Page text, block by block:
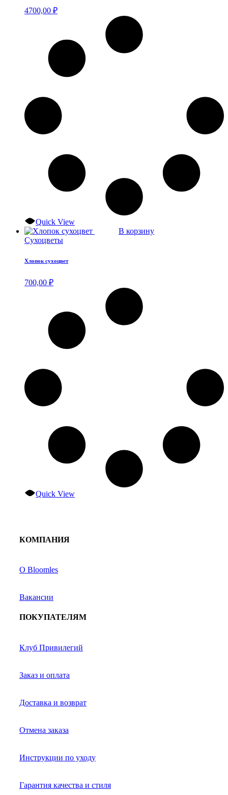
4700,00 ₽
Quick View
В корзину
Сухоцветы
Хлопок сухоцвет
700,00 ₽
Quick View
КОМПАНИЯ
О Bloomles
Вакансии
ПОКУПАТЕЛЯМ
Клуб Привилегий
Заказ и оплата
Доставка и возврат
Отмена заказа
Инструкции по уходу
Гарантия качества и стиля